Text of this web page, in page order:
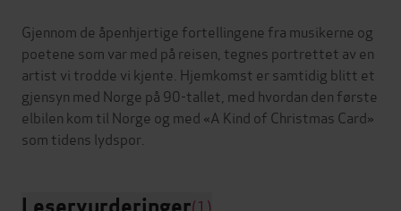
Gjennom de åpenhjertige fortellingene fra musikerne og
poetene som var med på reisen, tegnes portrettet av en
artist vi trodde vi kjente. Hjemkomst er samtidig blitt et
gjensyn med Norge på 90-tallet, med hvordan den første
elbilen kom til Norge og med «A Kind of Christmas Card»